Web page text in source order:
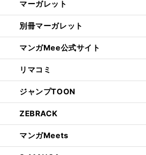
マーガレット
別冊マーガレット
マンガMee公式サイト
リマコミ
ジャンプTOON
ZEBRACK
マンガMeets